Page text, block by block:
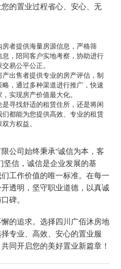
的置业过程省心、安心、无
房者提供海量房源信息，严格筛
，陪同客户实地考察，协助进行
易公平公正。
产出售者提供专业的房产评估，制
，通过多种渠道进行推广，快速
实现房产价值最大化。
是寻找舒适的租赁住所，还是将闲
都能为您提供高效、专业的租赁
方权益。
公司始终秉承“诚信为本，客
坚信，诚信是企业发展的基
工作价值的唯一标准。在每一
透明，坚守职业道德，以真诚
碑。
的追求。选择四川广佰沐房地
专业、高效、安心的置业服
同开启您的美好置业新篇章！